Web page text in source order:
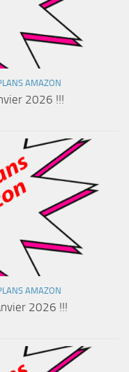
AMAZON
2026 !!!
AMAZON
2026 !!!